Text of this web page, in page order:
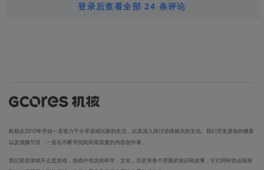
登录后查看全部 24 条评论
机核从2010年开始一直致力于分享游戏玩家的生活，以及深入探讨游戏相关的文化。我们开发原创的播客
以及视频节目，一直在不断寻找民间高质量的内容创作者。
我们坚信游戏不止是游戏，游戏中包含的科学，文化，历史等各个层面的知识和故事，它们同时也会辐射